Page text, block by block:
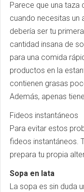
Parece que una taza
cuando necesitas un
debería ser tu
cantidad insana de
para una comida
productos en la
contienen grasas
Además, apenas
Fideos instantáneos
Para evitar estos
fideos instantáneos.
prepara tu propia
Sopa en lata
La sopa es sin duda